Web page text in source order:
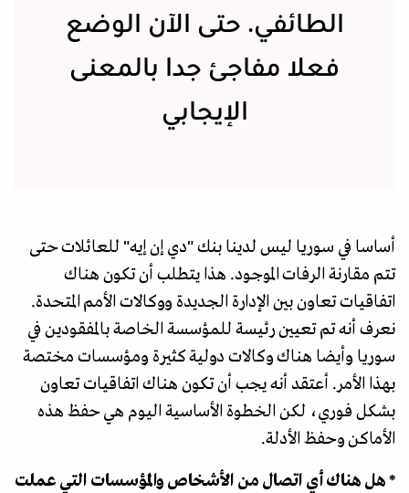
الطائفي. حتى الآن الوضع
فعلا مفاجئ جدا بالمعنى
الإيجابي
أساسا في سوريا ليس لدينا بنك "دي إن إيه" للعائلات حتى
تتم مقارنة الرفات الموجود. هذا يتطلب أن تكون هناك
اتفاقيات تعاون بين الإدارة الجديدة ووكالات الأمم المتحدة.
نعرف أنه تم تعيين رئيسة للمؤسسة الخاصة بالمفقودين في
سوريا وأيضا هناك وكالات دولية كثيرة ومؤسسات مختصة
بهذا الأمر. أعتقد أنه يجب أن تكون هناك اتفاقيات تعاون
بشكل فوري، لكن الخطوة الأساسية اليوم هي حفظ هذه
الأماكن وحفظ الأدلة.
* هل هناك أي اتصال من الأشخاص والمؤسسات التي عملت